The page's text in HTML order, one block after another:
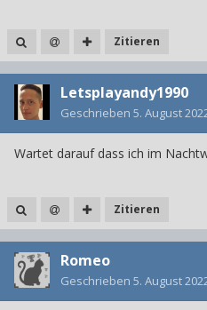
Zitieren
Letsplayandy1990
Geschrieben 5. August
Wartet darauf dass ich im
Zitieren
Romeo
Geschrieben 5. August